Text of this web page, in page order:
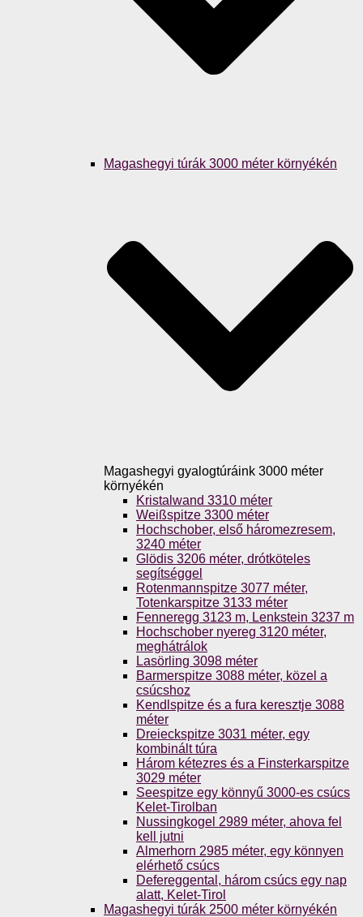
Magashegyi túrák 3000 méter környékén
Magashegyi gyalogtúráink 3000 méter
környékén
Kristalwand 3310 méter
Weißspitze 3300 méter
Hochschober, első háromezresem,
3240 méter
Glödis 3206 méter, drótköteles
segítséggel
Rotenmannspitze 3077 méter,
Totenkarspitze 3133 méter
Fenneregg 3123 m, Lenkstein 3237 m
Hochschober nyereg 3120 méter,
meghátrálok
Lasörling 3098 méter
Barmerspitze 3088 méter, közel a
csúcshoz
Kendlspitze és a fura keresztje 3088
méter
Dreieckspitze 3031 méter, egy
kombinált túra
Három kétezres és a Finsterkarspitze
3029 méter
Seespitze egy könnyű 3000-es csúcs
Kelet-Tirolban
Nussingkogel 2989 méter, ahova fel
kell jutni
Almerhorn 2985 méter, egy könnyen
elérhető csúcs
Defereggental, három csúcs egy nap
alatt, Kelet-Tirol
Magashegyi túrák 2500 méter környékén